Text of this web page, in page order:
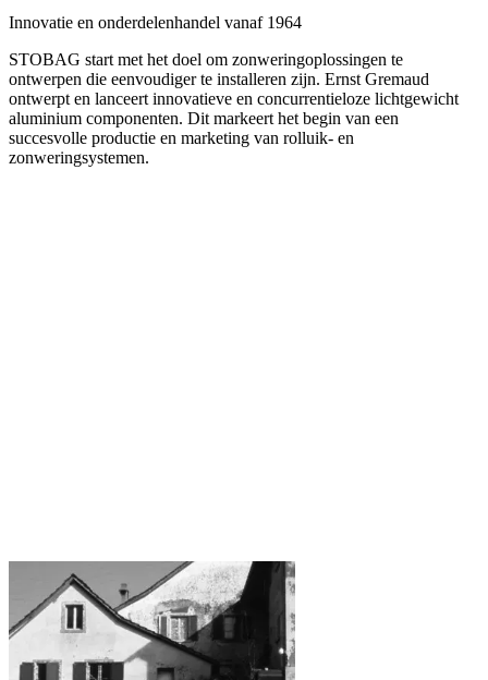
Innovatie en onderdelenhandel vanaf 1964
STOBAG start met het doel om zonweringoplossingen te
ontwerpen die eenvoudiger te installeren zijn. Ernst Gremaud
ontwerpt en lanceert innovatieve en concurrentieloze lichtgewicht
aluminium componenten. Dit markeert het begin van een
succesvolle productie en marketing van rolluik- en
zonweringsystemen.